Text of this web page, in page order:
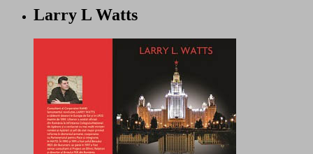
Larry L Watts